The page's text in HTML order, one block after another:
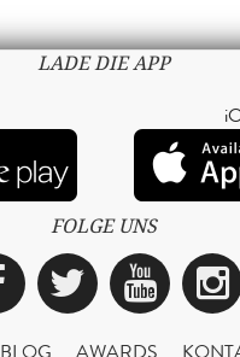
LADE DIE APP
FOLGE UNS
Facebook
Twitter